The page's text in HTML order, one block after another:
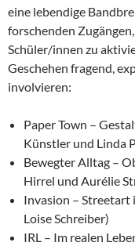
eine lebendige
forschenden
Schüler/innen zu
Geschehen fragend,
involvieren:
Paper Town –
Künstler und Linda
Bewegter Alltag –
Hirrel und Aurélie
Invasion – Streetart
Loise Schreiber)
IRL – Im realen